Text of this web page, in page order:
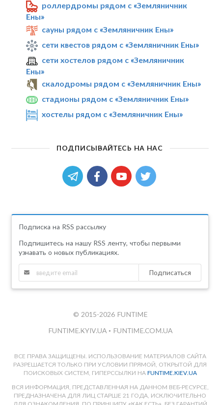
роллердромы рядом с «Земляничник
Ены»
сауны рядом с «Земляничник Ены»
сети квестов рядом с «Земляничник Ены»
сети хостелов рядом с «Земляничник
Ены»
скалодромы рядом с «Земляничник Ены»
стадионы рядом с «Земляничник Ены»
хостелы рядом с «Земляничник Ены»
ПОДПИСЫВАЙТЕСЬ НА НАС
Подписка на RSS рассылку
Подпишитесь на нашу RSS ленту, чтобы первыми
узнавать о новых публикациях.
Подписаться
© 2015-2026 FUNTIME
FUNTIME.KYIV.UA • FUNTIME.COM.UA
ВСЕ ПРАВА ЗАЩИЩЕНЫ. ИСПОЛЬЗОВАНИЕ МАТЕРИАЛОВ САЙТА
РАЗРЕШАЕТСЯ ТОЛЬКО ПРИ УСЛОВИИ ПРЯМОЙ, ОТКРЫТОЙ ДЛЯ
ПОИСКОВЫХ СИСТЕМ, ГИПЕРССЫЛКИ НА FUNTIME.KIEV.UA
ВСЯ ИНФОРМАЦИЯ, ПРЕДСТАВЛЕННАЯ НА ДАННОМ ВЕБ-РЕСУРСЕ,
ПРЕДНАЗНАЧЕНА ДЛЯ ЛИЦ СТАРШЕ 21 ГОДА, ИСКЛЮЧИТЕЛЬНО